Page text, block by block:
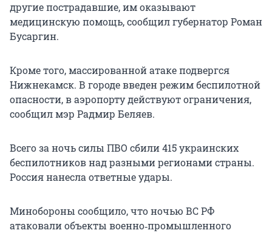
другие пострадавшие, им оказывают
медицинскую помощь, сообщил губернатор Роман
Бусаргин.
Кроме того, массированной атаке подвергся
Нижнекамск. В городе введен режим беспилотной
опасности, в аэропорту действуют ограничения,
сообщил мэр Радмир Беляев.
Всего за ночь силы ПВО сбили 415 украинских
беспилотников над разными регионами страны.
Россия нанесла ответные удары.
Минобороны сообщило, что ночью ВС РФ
атаковали объекты военно‑промышленного